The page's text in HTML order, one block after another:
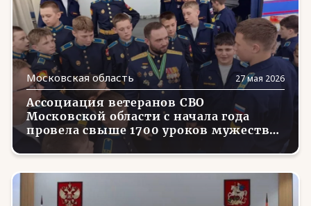
Московская область 27 мая 2026
Ассоциация ветеранов СВО
Московской области с начала года
провела свыше 1700 уроков мужества
для школьников и молодежи региона